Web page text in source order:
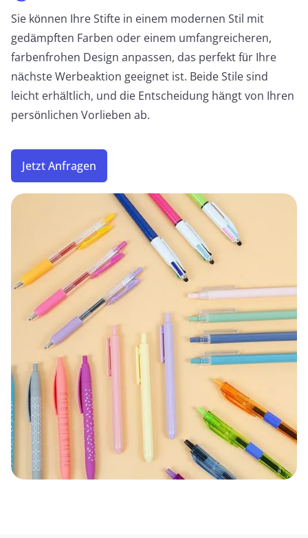
Cartoon-Stift
Entworfen mit Cartoon-Charakteren. Mit Interwells
Disney FAMA-Akkreditierung können wir Ihren Stift
mit jedem Disney-Charakter wie Micky Maus,
Disney-Prinzessinnen, Stitch, Donald Duck usw.
herstellen.
Pop It Stift
Kombinieren Sie Ihr Pop-it Federmäppchen mit
unseren Pop-it Stiften! Dieser Stift hat ein
kompaktes Blasen-Popping-Kit, das an der Kappe
befestigt ist. Es ist aus Silikon gefertigt und kann
durch jedes Design ersetzt werden.
JETZT ANFRAGEN
BTS-Stift
Sie können Ihre Stifte in einem modernen Stil mit
gedämpften Farben oder einem umfangreicheren,
farbenfrohen Design anpassen, das perfekt für Ihre
nächste Werbeaktion geeignet ist. Beide Stile sind
leicht erhältlich, und die Entscheidung hängt von Ihren
persönlichen Vorlieben ab.
Jetzt Anfragen